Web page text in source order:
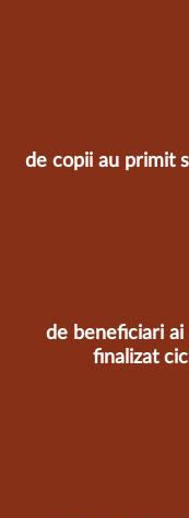
de copii au primit
de beneficiari ai
finalizat